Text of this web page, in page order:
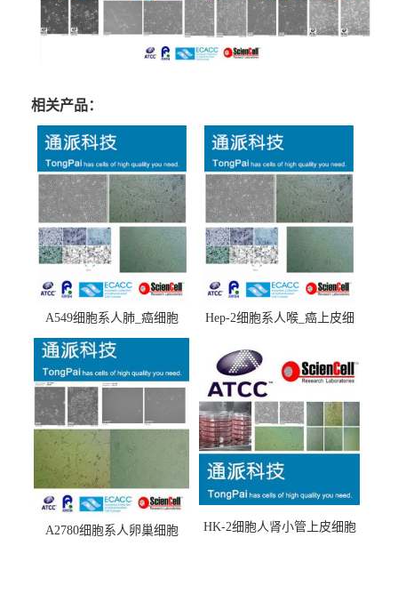
相关产品：
A549细胞系人肺_癌细胞
(A549细胞)
Hep-2细胞系人喉_癌上皮细
A2780细胞系人卵巢细胞
HK-2细胞人肾小管上皮细胞